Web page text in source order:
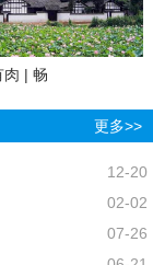
肉 | 畅
更多>>
12-20
02-02
07-26